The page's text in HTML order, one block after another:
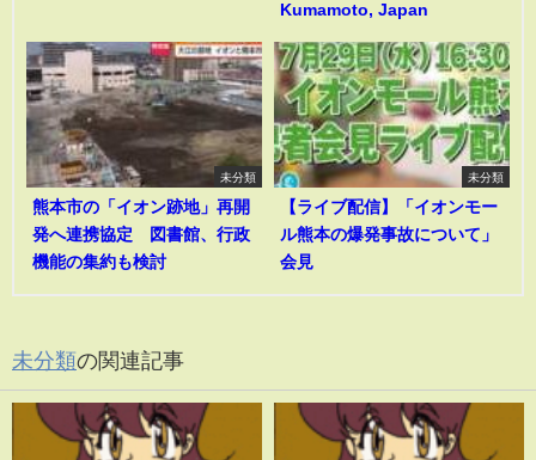
Kumamoto, Japan
未分類
熊本市の「イオン跡地」再開
発へ連携協定 図書館、行政
機能の集約も検討
未分類
【ライブ配信】「イオンモー
ル熊本の爆発事故について」
会見
未分類の関連記事